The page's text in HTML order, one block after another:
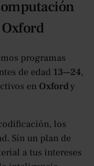
programas
de edad 13—24,
en Oxfordy
los
Sin un plan de
a tus intereses